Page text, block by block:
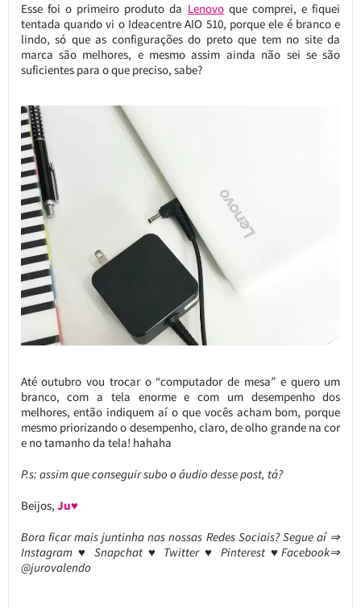
Esse foi o primeiro produto da Lenovoque comprei, e fiquei
tentada quando vi o Ideacentre AIO 510, porque ele é branco e
lindo, só que as configurações do preto que tem no site da
marca são melhores, e mesmo assim ainda não sei se são
suficientes para o que preciso, sabe?
Até outubro vou trocar o “computador de mesa” e quero um
branco, com a tela enorme e com um desempenho dos
melhores, então indiquem aí o que vocês acham bom, porque
mesmo priorizando o desempenho, claro, de olho grande na cor
e no tamanho da tela! hahaha
P.s: assim que conseguir subo o áudio desse post, tá?
Beijos, Ju♥
Bora ficar mais juntinha nas nossas Redes Sociais? Segue aí ⇒
Instagram ♥ Snapchat ♥ Twitter ♥ Pinterest ♥Facebook⇒
@jurovalendo